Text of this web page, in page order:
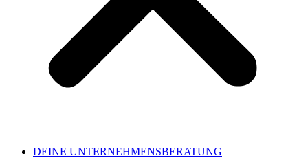
DEINE UNTERNEHMENSBERATUNG